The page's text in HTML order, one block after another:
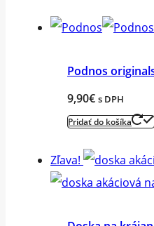
Podnos
9,90€ s DPH
Pridať do košíka
Zľava!